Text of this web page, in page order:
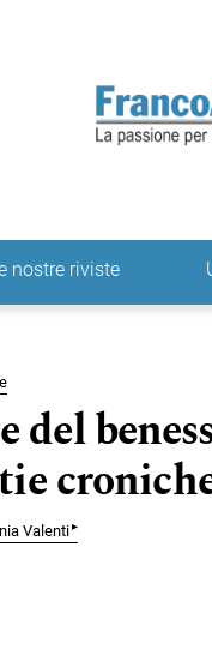
è:
nostre riviste
del
Valenti▸